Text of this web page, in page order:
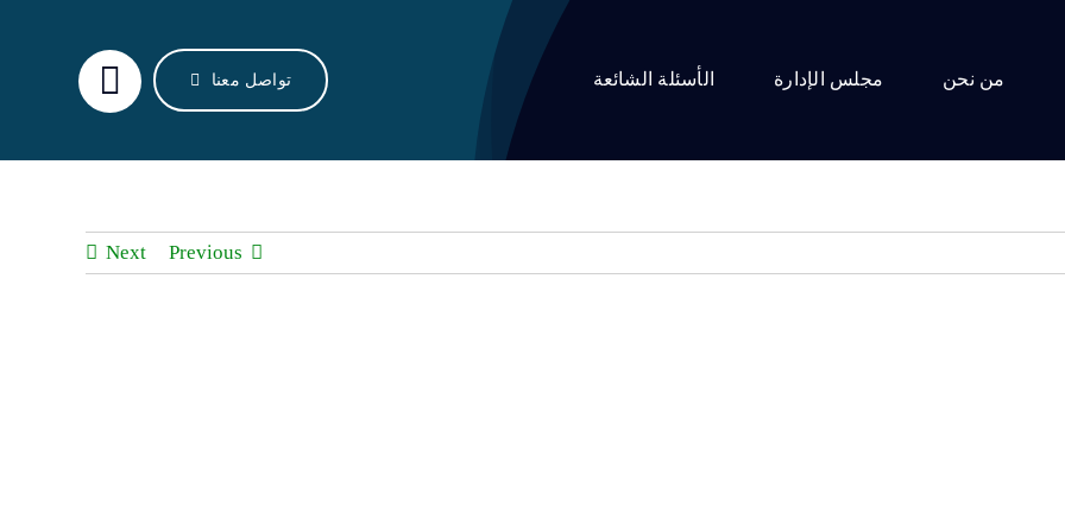
من نحن مجلس الإدارة الأسئلة الشائعة تواصل معنا
Previous
Next